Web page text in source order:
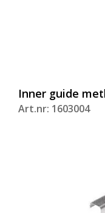
Inner guide
Art.nr: 1603004